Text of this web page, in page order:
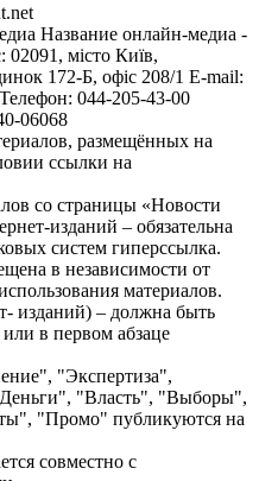
Название онлайн-медиа -
місто Київ,
172-Б, офіс 208/1 E-mail:
Телефон: 044-205-43-00
06068
размещённых на
ссылки на
со страницы «Новости
изданий – обязательна
систем гиперссылка.
в независимости от
материалов.
изданий) – должна быть
в первом абзаце
"Экспертиза",
"Власть", "Выборы",
"Промо" публикуются на
совместно с